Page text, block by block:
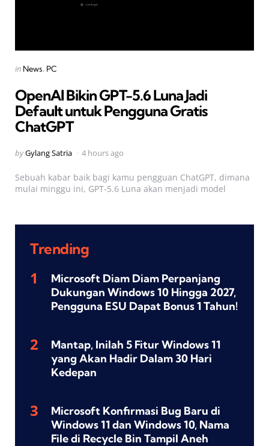
Categories
Posted
in News PC
OpenAI Bikin GPT-5.6 Luna Jadi
Default untuk Pengguna Gratis
ChatGPT
Posted
byGylang Satria 4 hours ago
Sebuah kabar baik bagi kamu pengguan ChatGPT, dimana
mulai minggu ini, GPT-5.6 Luna akan menjadi model
Trending
Microsoft Diam Diam Perpanjang
Dukungan Windows 10 Hingga 2027,
Pengguna ESU Dapat Bonus 1 Tahun!
Mantap, Inilah 5 Fitur Windows 11
yang Akan Hadir Dalam 30 Hari
Kedepan
Microsoft Konfirmasi Bug Baru di
Windows 11 dan Windows 10, Nama
File di Recycle Bin Tampil Aneh